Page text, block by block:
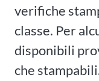
verifiche
classe. Per
disponibili
che